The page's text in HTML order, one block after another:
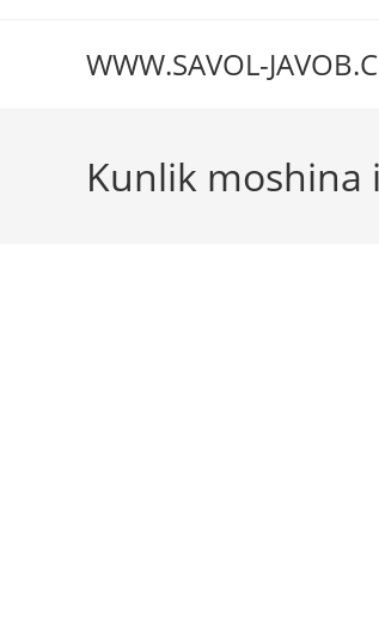
содержимомуWWW.SAVOL-
Kunlik moshina